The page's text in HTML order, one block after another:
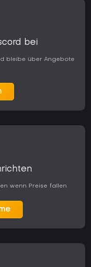
bei
bleibe über Angebote
wenn Preise fallen